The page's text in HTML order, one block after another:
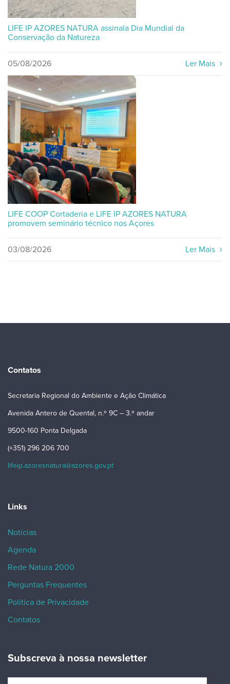
LIFE IP AZORES NATURA assinala Dia Mundial da
Conservação da Natureza
05/08/2026 Ler Mais
LIFE COOP Cortaderia e LIFE IP AZORES NATURA
promovem seminário técnico nos Açores
03/08/2026 Ler Mais
Contatos
Secretaria Regional do Ambiente e Ação Climática
Avenida Antero de Quental, n.º 9C – 3.º andar
9500-160 Ponta Delgada
(+351) 296 206 700
lifeip.azoresnatura@azores.gov.pt
Links
Notícias
Agenda
Rede Natura 2000
Perguntas Frequentes
Política de Privacidade
Contatos
Subscreva à nossa newsletter